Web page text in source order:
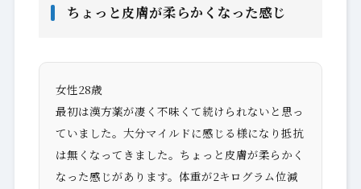
ちょっと皮膚が柔らかくなった感じ
女性28歳
最初は漢方薬が凄く不味くて続けられないと思っ
ていました。大分マイルドに感じる様になり抵抗
は無くなってきました。ちょっと皮膚が柔らかく
なった感じがあります。体重が2キログラム位減